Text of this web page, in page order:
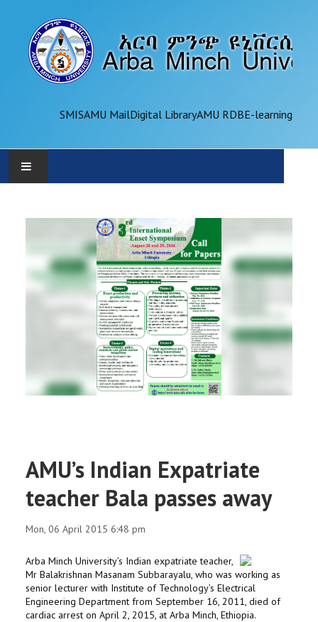
SMISAMU MailDigital LibraryAMU RDBE-learning
ADMINISTRATION
OFFICES
REGISTRAR
AMU’s Indian Expatriate
teacher Bala passes away
Mon, 06 April 2015 6:48 pm
Arba Minch University’s Indian expatriate teacher,
Mr Balakrishnan Masanam Subbarayalu, who was working as
senior lecturer with Institute of Technology’s Electrical
Engineering Department from September 16, 2011, died of
cardiac arrest on April 2, 2015, at Arba Minch, Ethiopia.